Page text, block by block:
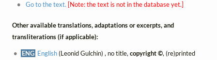
Go to the text. [Note: the text is not in the database yet.]
Other available translations, adaptations or excerpts, and
transliterations (if applicable):
ENG English(Leonid Gulchin) , no title,copyright ©, (re)printed